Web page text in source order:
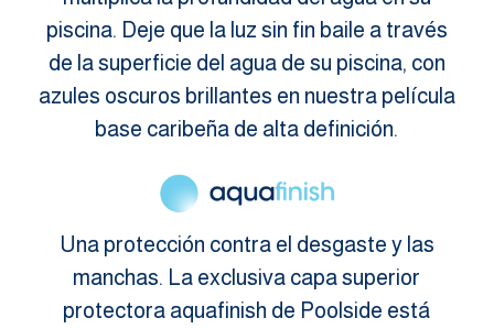
piscina. Deje que la luz sin fin baile a través
de la superficie del agua de su piscina, con
azules oscuros brillantes en nuestra película
base caribeña de alta definición.
Una protección contra el desgaste y las
manchas. La exclusiva capa superior
protectora aquafinish de Poolside está